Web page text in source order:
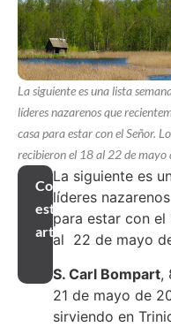
La siguiente es una lista
líderes nazarenos que
casa para estar con el Señor.
recibieron el 18 al 22 de mayo
Compartir
este
artículo
La siguiente es
líderes
para estar con el
al 22 de mayo
S. Carl Bompart,
21 de mayo de
sirviendo en